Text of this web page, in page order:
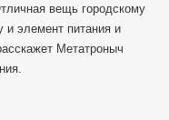
вещь городскому
и элемент питания и
Метатроныч